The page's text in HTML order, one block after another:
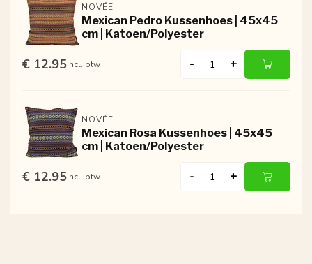
NOVÉE
Mexican Pedro Kussenhoes | 45x45
cm | Katoen/Polyester
€ 12.95Incl. btw - +
NOVÉE
Mexican Rosa Kussenhoes | 45x45
cm | Katoen/Polyester
€ 12.95Incl. btw - +